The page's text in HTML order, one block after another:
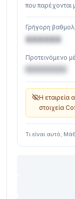
που
Γρήγορη
XXXXXX
Προτεινόμενο
€XXXXXX
Η εταιρεία
στοιχεία
Τι είναι αυτό;